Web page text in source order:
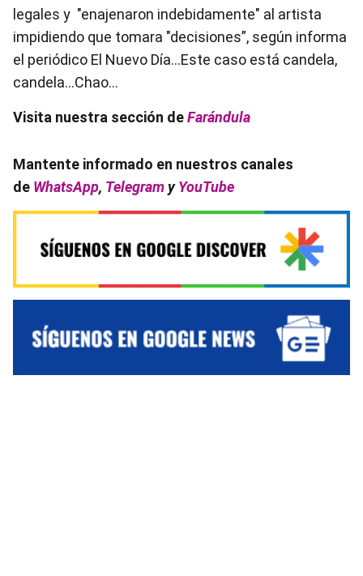
legales y "enajenaron indebidamente" al artista
impidiendo que tomara "decisiones”, según informa
el periódico El Nuevo Día…Este caso está candela,
candela…Chao…
Visita nuestra sección deFarándula
Mantente informado en nuestros canales
de WhatsApp, TelegramyYouTube